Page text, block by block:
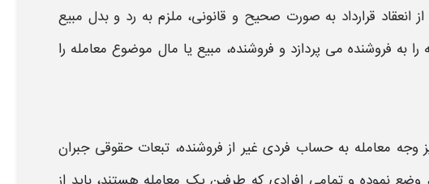
انعقاد قرارداد به صورت صحیح و قانونی، ملزم به رد و بدل مبیع
را به فروشنده می پردازد و فروشنده، مبیع یا مال موضوع معامله را
وجه معامله به حساب فردی غیر از فروشنده، تبعات حقوقی جبران